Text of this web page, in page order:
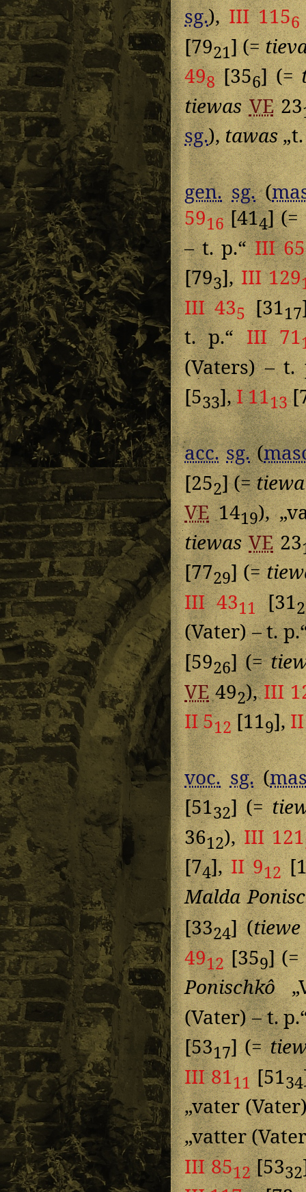
sg.),III 1156
[7921] (=
498[356] (=
tiewas VE23
sg.),tawas
gen. sg.(
5916[414] (=
– t. p.“III 65
[793],III 129
III 435[3117
t. p.“III 71
(Vaters) –
[533],I 1113
acc. sg.(
[252] (=tiewa
VE1419),
tiewas VE23
[7729] (=
III 4311[31
(Vater) – t.
[5926] (=
VE492),III
II 512[119],
voc. sg.(
[5132] (=
3612),III 121
[74],II 912
Malda
[3324] (tiewe
4912[359] (=
Ponischkô
(Vater) – t.
[5317] (=
III 8111[5134
„vater
„vatter
III 8512[5332